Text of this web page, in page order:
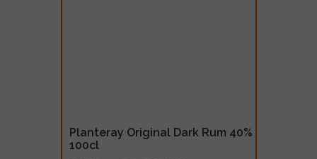
Planteray Original Dark Rum 40%
100cl